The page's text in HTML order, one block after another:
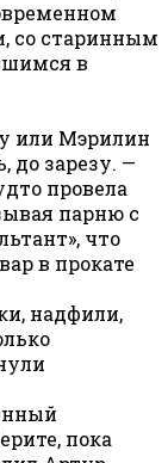
со старинным
в
или Мэрилин
до зарезу. —
провела
парню с
что
в прокате
надфили,
пока